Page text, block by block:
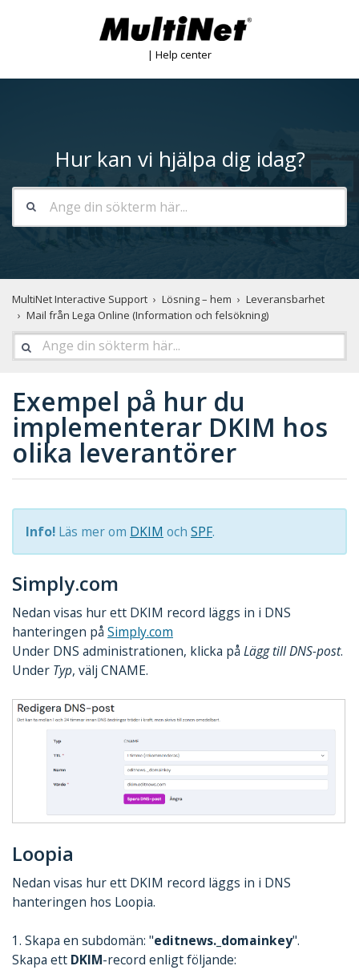
| Help center
Hur kan vi hjälpa dig idag?
MultiNet Interactive Support Lösning – hem
Leveransbarhet
Mail från Lega Online (Information och felsökning)
Exempel på hur du
implementerar DKIM hos
olika leverantörer
Info! Läs mer om DKIM och SPF.
Simply.com
Nedan visas hur ett DKIM record läggs in i DNS
hanteringen på Simply.com
Under DNS administrationen, klicka på Lägg till DNS-post.
Under Typ, välj CNAME.
Loopia
Nedan visas hur ett DKIM record läggs in i DNS
hanteringen hos Loopia.
1. Skapa en subdomän: "editnews._domainkey".
Skapa ett DKIM-record enligt följande: